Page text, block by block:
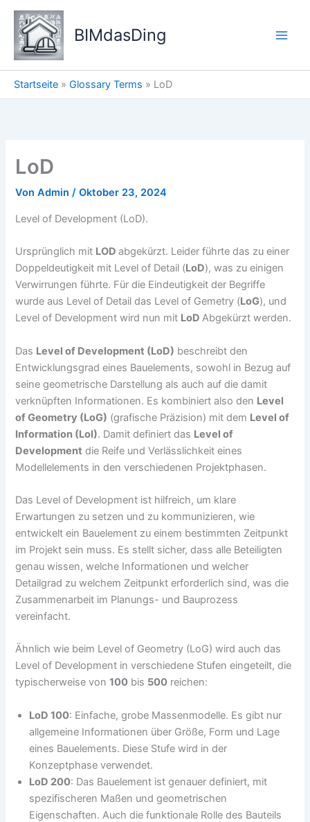
Zum
Inhalt
springen
BIMdasDing
Startseite » Glossary Terms » LoD
LoD
VonAdmin/Oktober 23, 2024
Level of Development (LoD).
Ursprünglich mit LODabgekürzt. Leider führte das zu einer
Doppeldeutigkeit mit Level of Detail (LoD), was zu einigen
Verwirrungen führte. Für die Eindeutigkeit der Begriffe
wurde aus Level of Detail das Level of Gemetry (LoG), und
Level of Development wird nun mit LoDAbgekürzt werden.
Das Level of Development (LoD) beschreibt den
Entwicklungsgrad eines Bauelements, sowohl in Bezug auf
seine geometrische Darstellung als auch auf die damit
verknüpften Informationen. Es kombiniert also den Level
of Geometry (LoG) (grafische Präzision) mit dem Level of
Information (LoI). Damit definiert das Level of
Development die Reife und Verlässlichkeit eines
Modellelements in den verschiedenen Projektphasen.
Das Level of Development ist hilfreich, um klare
Erwartungen zu setzen und zu kommunizieren, wie
entwickelt ein Bauelement zu einem bestimmten Zeitpunkt
im Projekt sein muss. Es stellt sicher, dass alle Beteiligten
genau wissen, welche Informationen und welcher
Detailgrad zu welchem Zeitpunkt erforderlich sind, was die
Zusammenarbeit im Planungs- und Bauprozess
vereinfacht.
Ähnlich wie beim Level of Geometry (LoG) wird auch das
Level of Development in verschiedene Stufen eingeteilt, die
typischerweise von100 bis 500 reichen:
LoD 100: Einfache, grobe Massenmodelle. Es gibt nur
allgemeine Informationen über Größe, Form und Lage
eines Bauelements. Diese Stufe wird in der
Konzeptphase verwendet.
LoD 200: Das Bauelement ist genauer definiert, mit
spezifischeren Maßen und geometrischen
Eigenschaften. Auch die funktionale Rolle des Bauteils